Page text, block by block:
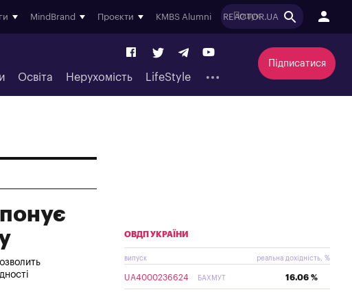
MindBrand Проєкти KMBS Alumni REACTOR.UA
Освіта Нерухомість LifeStyle
Підписатися
ОВДП УКРАЇНИ
випуск реальна дохідність, %
UA4000236624 БАХМУТ 16.06 %